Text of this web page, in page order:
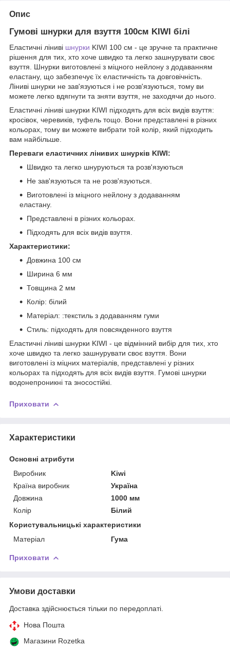
Опис
Гумові шнурки для взуття 100см KIWI білі
Еластичні ліниві шнурки KIWI 100 см - це зручне та практичне
рішення для тих, хто хоче швидко та легко зашнурувати своє
взуття. Шнурки виготовлені з міцного нейлону з додаванням
еластану, що забезпечує їх еластичність та довговічність.
Ліниві шнурки не зав'язуються і не розв'язуються, тому ви
можете легко вдягнути та зняти взуття, не заходячи до нього.
Еластичні ліниві шнурки KIWI підходять для всіх видів взуття:
кросівок, черевиків, туфель тощо. Вони представлені в різних
кольорах, тому ви можете вибрати той колір, який підходить
вам найбільше.
Переваги еластичних лінивих шнурків KIWI:
Швидко та легко шнуруються та розв'язуються
Не зав'язуються та не розв'язуються.
Виготовлені із міцного нейлону з додаванням
еластану.
Представлені в різних кольорах.
Підходять для всіх видів взуття.
Характеристики:
Довжина 100 см
Ширина 6 мм
Товщина 2 мм
Колір: білий
Матеріал: :текстиль з додаванням гуми
Стиль: підходять для повсякденного взуття
Еластичні ліниві шнурки KIWI - це відмінний вибір для тих, хто
хоче швидко та легко зашнурувати своє взуття. Вони
виготовлені із міцних матеріалів, представлені у різних
кольорах та підходять для всіх видів взуття. Гумові шнурки
водонепроникні та зносостійкі.
Приховати
Характеристики
Основні атрибути
Виробник
Kiwi
Країна виробник
Україна
Довжина
1000 мм
Колір
Білий
Користувальницькі характеристики
Матеріал
Гума
Приховати
Умови доставки
Доставка здійснюється тільки по передоплаті.
Нова Пошта
Магазини Rozetka